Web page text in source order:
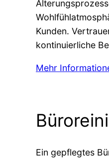
Kunden.
kontinuierliche
Mehr
Ein gepflegtes